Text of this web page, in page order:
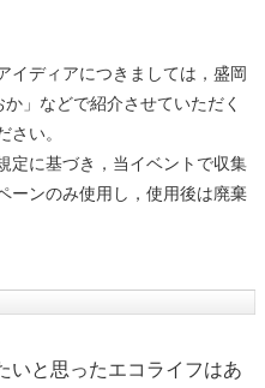
イディアにつきましては，盛岡
」などで紹介させていただく
い。
定に基づき，当イベントで収集
ーンのみ使用し，使用後は廃棄
いと思ったエコライフはあ